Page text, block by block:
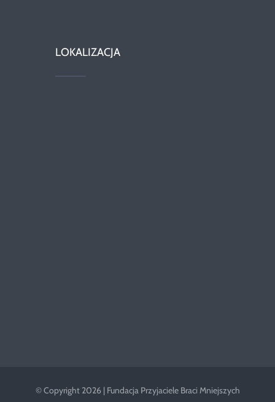
LOKALIZACJA
© Copyright 2026 | Fundacja Przyjaciele Braci Mniejszych